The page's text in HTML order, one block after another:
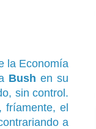
la Economía
Bush en su
sin control.
fríamente, el
a